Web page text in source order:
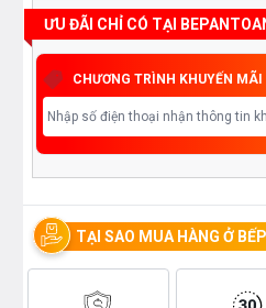
ƯU ĐÃI CHỈ CÓ TẠI
CHƯƠNG TRÌNH KHUYẾN MÃI
TẠI SAO MUA HÀNG Ở